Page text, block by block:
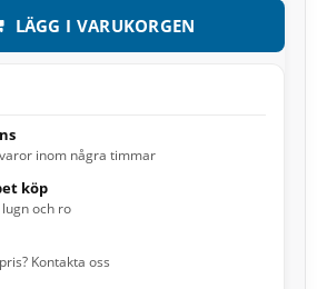
LÄGG I VARUKORGEN
inom några timmar
köp
och ro
Kontakta oss